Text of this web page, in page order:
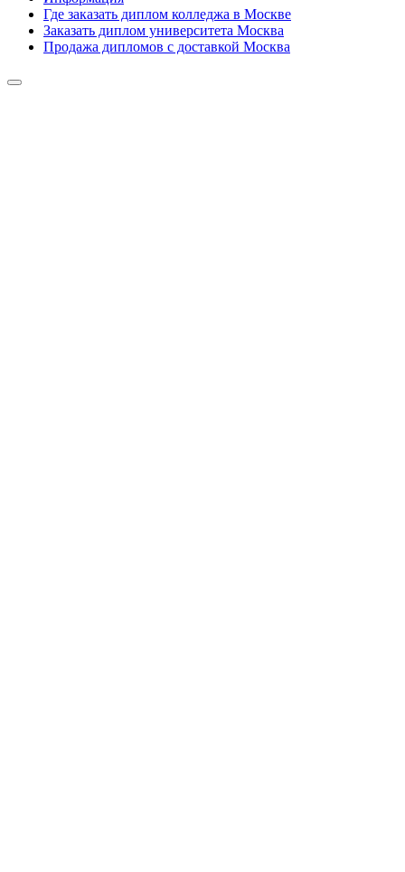
Где заказать диплом колледжа в Москве
Заказать диплом университета Москва
Продажа дипломов с доставкой Москва